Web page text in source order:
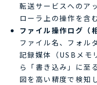
転送サービスへのア
ローラ上の操作を含
ファイル操作ログ（
ファイル名、フォル
記録媒体（USBメモ
ら「書き込み」に至
図を高い精度で検知